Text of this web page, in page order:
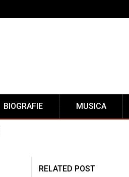
BIOGRAFIE MUSICA
RELATED POST